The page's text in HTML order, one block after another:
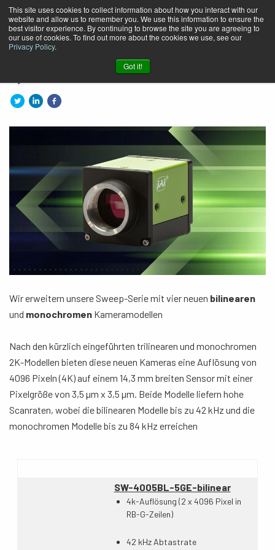
This site uses cookies to collect information about how you interact with our
website and allow us to remember you. We use this information to ensure the
best visitor experience. By continuing to browse the site you are agreeing to
our use of cookies. To find out more about the cookies we use, see our
Privacy Policy.
Got it!
Neue 4K bilineare und
monochrome Zeilenkameras!
| Mar 11, 2025 9:23:12 AM
Wir erweitern unsere Sweep-Serie mit vier neuen bilinearen
und monochromen Kameramodellen
Nach den kürzlich eingeführten trilinearen und monochromen
2K-Modellen bieten diese neuen Kameras eine Auflösung von
4096 Pixeln (4K) auf einem 14,3 mm breiten Sensor mit einer
Pixelgröße von 3,5 µm x 3,5 µm. Beide Modelle liefern hohe
Scanraten, wobei die bilinearen Modelle bis zu 42 kHz und die
monochromen Modelle bis zu 84 kHz erreichen
SW-4005BL-5GE-bilinear
4k-Auflösung (2 x 4096 Pixel in
RB-G-Zeilen)
42 kHz Abtastrate